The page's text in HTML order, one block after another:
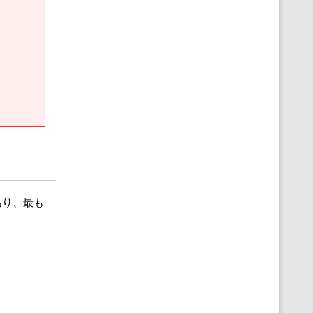
、最も